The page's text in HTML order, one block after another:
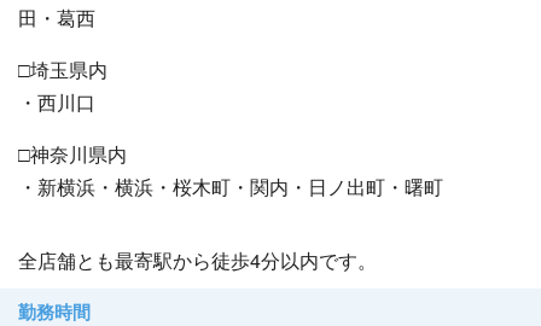
田・葛西
□埼玉県内
・西川口
□神奈川県内
・新横浜・横浜・桜木町・関内・日ノ出町・曙町
全店舗とも最寄駅から徒歩4分以内です。
勤務時間